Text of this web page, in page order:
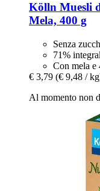
Kölln Muesli
Mela, 400 g
Senza
71%
Con mela
€ 3,79 (€ 9,48 /
Al momento non